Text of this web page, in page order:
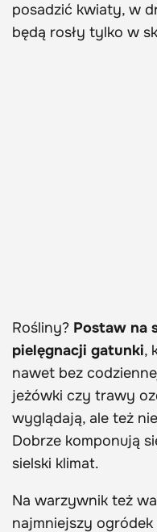
posadzić kwiaty, w
będą rosły tylko w
Rośliny? Postaw na
pielęgnacji gatunki,
nawet bez
jeżówki czy trawy
wyglądają, ale też
Dobrze komponują
sielski klimat.
Na warzywnik też
najmniejszy